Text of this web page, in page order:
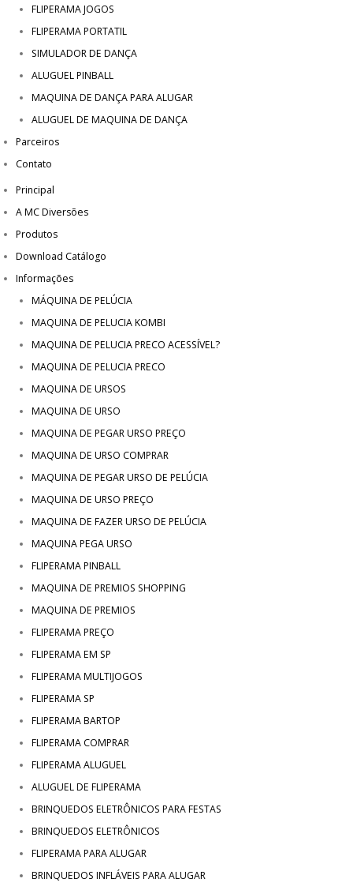
FLIPERAMA JOGOS
FLIPERAMA PORTATIL
SIMULADOR DE DANÇA
ALUGUEL PINBALL
MAQUINA DE DANÇA PARA ALUGAR
ALUGUEL DE MAQUINA DE DANÇA
Parceiros
Contato
Principal
A MC Diversões
Produtos
Download Catálogo
Informações
MÁQUINA DE PELÚCIA
MAQUINA DE PELUCIA KOMBI
MAQUINA DE PELUCIA PRECO ACESSÍVEL?
MAQUINA DE PELUCIA PRECO
MAQUINA DE URSOS
MAQUINA DE URSO
MAQUINA DE PEGAR URSO PREÇO
MAQUINA DE URSO COMPRAR
MAQUINA DE PEGAR URSO DE PELÚCIA
MAQUINA DE URSO PREÇO
MAQUINA DE FAZER URSO DE PELÚCIA
MAQUINA PEGA URSO
FLIPERAMA PINBALL
MAQUINA DE PREMIOS SHOPPING
MAQUINA DE PREMIOS
FLIPERAMA PREÇO
FLIPERAMA EM SP
FLIPERAMA MULTIJOGOS
FLIPERAMA SP
FLIPERAMA BARTOP
FLIPERAMA COMPRAR
FLIPERAMA ALUGUEL
ALUGUEL DE FLIPERAMA
BRINQUEDOS ELETRÔNICOS PARA FESTAS
BRINQUEDOS ELETRÔNICOS
FLIPERAMA PARA ALUGAR
BRINQUEDOS INFLÁVEIS PARA ALUGAR